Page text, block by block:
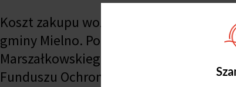
Koszt zakupu wozu to ponad dwa
gminy Mielno. Pozostałą część stanowi
Marszałkowskiego Województwa
Funduszu Ochrony Środowiska i